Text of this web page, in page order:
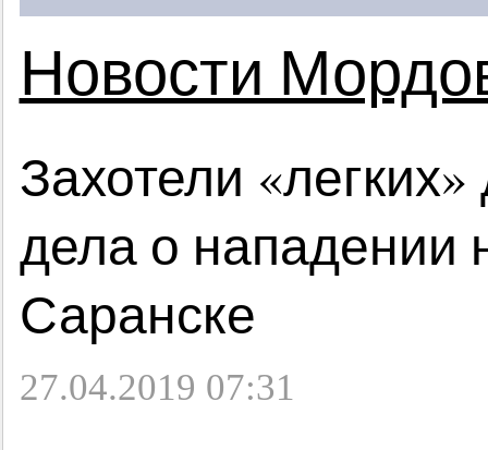
Новости
Захотели
дела о нападении
Саранске
27.04.2019 07:31